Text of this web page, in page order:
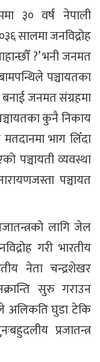
३० वर्ष नेपाली
सालमा जनविद्रोह
?’ भनी जनमत
पञ्चायतका
जनमत संग्रहमा
कुनै निकाय
भाग लिँदा
पञ्चायती व्यवस्था
पञ्चायत
लागि जेल
गरी भारतीय
नेता चन्द्रशेखर
सुरु गराउन
अलिकति घुडा टेकि
प्रजातन्त्र